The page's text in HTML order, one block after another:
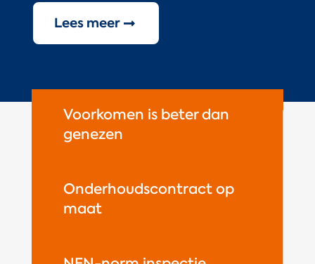
Lees meer
Voorkomen is beter dan
genezen
Onderhoudscontract op
maat